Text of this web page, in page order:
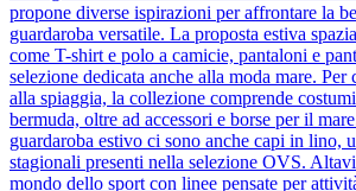
propone diverse ispirazioni per affrontare la
guardaroba versatile. La proposta estiva
come T-shirt e polo a camicie, pantaloni e
selezione dedicata anche alla moda mare. Per
alla spiaggia, la collezione comprende
bermuda, oltre ad accessori e borse per il
guardaroba estivo ci sono anche capi in lino,
stagionali presenti nella selezione OVS.
mondo dello sport con linee pensate per